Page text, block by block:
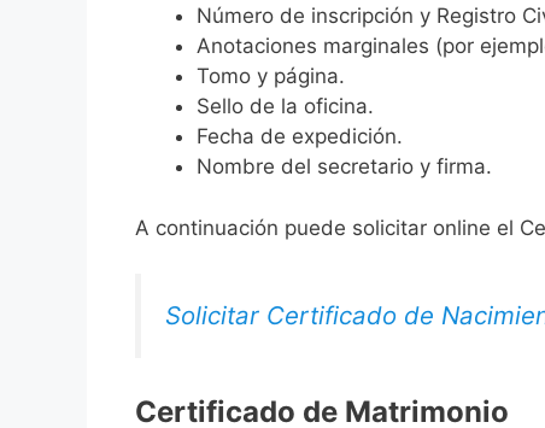
Número de inscripción y Registro
Anotaciones marginales (por
Tomo y página.
Sello de la oficina.
Fecha de expedición.
Nombre del secretario y firma.
A continuación puede solicitar online el
Solicitar Certificado de
Certificado de Matrimonio